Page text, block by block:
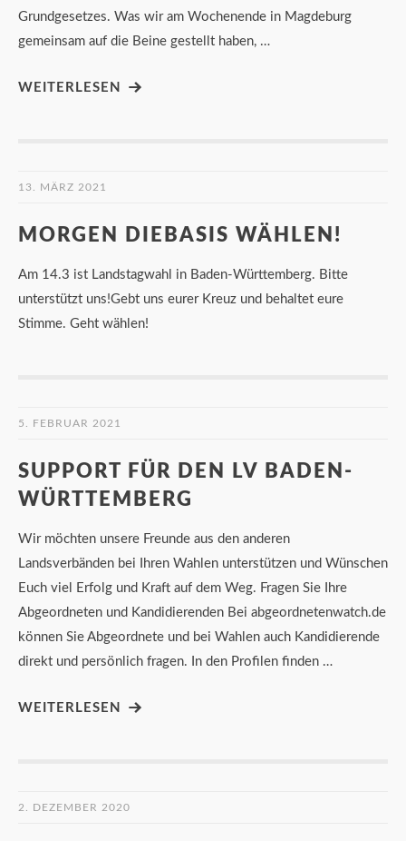
Grundgesetzes. Was wir am Wochenende in Magdeburg
gemeinsam auf die Beine gestellt haben, …
WEITERLESEN
13. MÄRZ 2021
MORGEN DIEBASIS WÄHLEN!
Am 14.3 ist Landstagwahl in Baden-Württemberg. Bitte
unterstützt uns!Gebt uns eurer Kreuz und behaltet eure
Stimme. Geht wählen!
5. FEBRUAR 2021
SUPPORT FÜR DEN LV BADEN-
WÜRTTEMBERG
Wir möchten unsere Freunde aus den anderen
Landsverbänden bei Ihren Wahlen unterstützen und Wünschen
Euch viel Erfolg und Kraft auf dem Weg. Fragen Sie Ihre
Abgeordneten und Kandidierenden Bei abgeordnetenwatch.de
können Sie Abgeordnete und bei Wahlen auch Kandidierende
direkt und persönlich fragen. In den Profilen finden …
WEITERLESEN
2. DEZEMBER 2020